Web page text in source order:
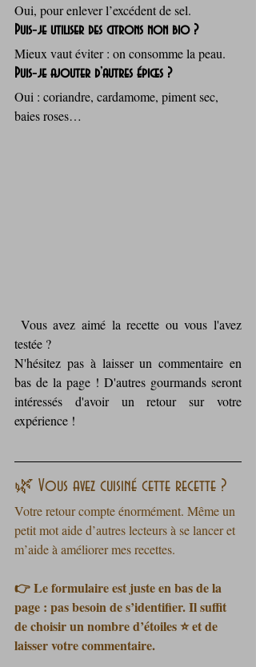
Oui, pour enlever l’excédent de sel.
Puis‑je utiliser des citrons non bio ?
Mieux vaut éviter : on consomme la peau.
Puis‑je ajouter d’autres épices ?
Oui : coriandre, cardamome, piment sec,
baies roses…
testée ?
N'hésitez pas à laisser un commentaire en
bas de la page ! D'autres gourmands seront
intéressés d'avoir un retour sur votre
expérience !
🌿 Vous avez cuisiné cette recette ?
Votre retour compte énormément. Même un
petit mot aide d’autres lecteurs à se lancer et
m’aide à améliorer mes recettes.
👉 Le formulaire est juste en bas de la
page : pas besoin de s’identifier. Il suffit
de choisir un nombre d’étoiles ⭐ et de
laisser votre commentaire.